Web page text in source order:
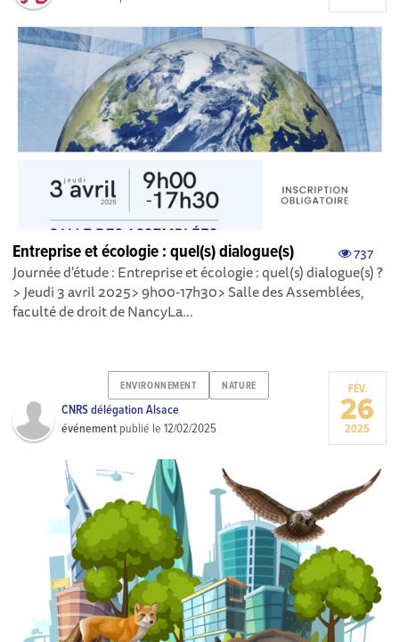
737
Entreprise et écologie : quel(s) dialogue(s)
Journée d'étude : Entreprise et écologie : quel(s) dialogue(s) ?
> Jeudi 3 avril 2025> 9h00-17h30> Salle des Assemblées,
faculté de droit de NancyLa...
ENVIRONNEMENT NATURE
CNRS délégation Alsace
événement publié le12/02/2025
FÉV.
26
2025